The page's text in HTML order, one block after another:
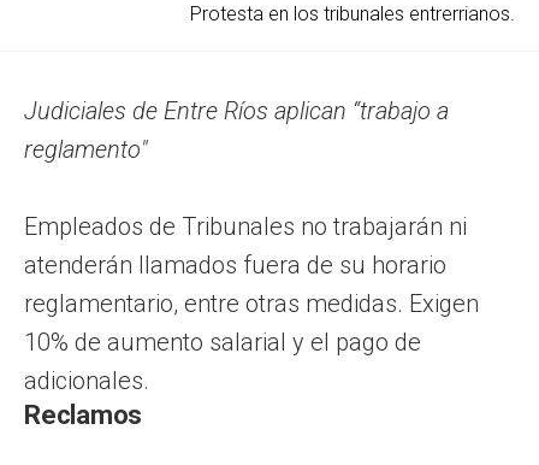
Protesta en los tribunales entrerrianos.
Judiciales de Entre Ríos aplican “trabajo a
reglamento"
Empleados de Tribunales no trabajarán ni
atenderán llamados fuera de su horario
reglamentario, entre otras medidas. Exigen
10% de aumento salarial y el pago de
adicionales.
Reclamos